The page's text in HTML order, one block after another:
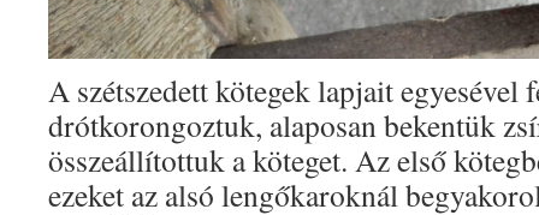
A szétszedett kötegek lapjait egyesével
drótkorongoztuk, alaposan bekentük
összeállítottuk a köteget. Az első
ezeket az alsó lengőkaroknál